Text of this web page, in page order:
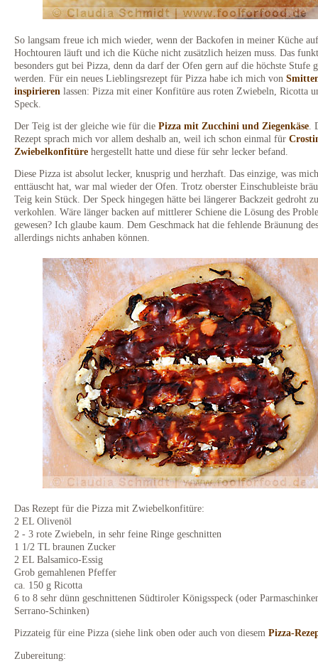
So langsam freue ich mich wieder, wenn der Backofen in meiner Küche auf
Hochtouren läuft und ich die Küche nicht zusätzlich heizen muss. Das
besonders gut bei Pizza, denn da darf der Ofen gern auf die höchste Stufe
werden. Für ein neues Lieblingsrezept für Pizza habe ich mich von
inspirieren lassen: Pizza mit einer Konfitüre aus roten Zwiebeln, Ricotta
Speck.
Der Teig ist der gleiche wie für die Pizza mit Zucchini und Ziegenkäse .
Rezept sprach mich vor allem deshalb an, weil ich schon einmal für
Zwiebelkonfitüre hergestellt hatte und diese für sehr lecker befand.
Diese Pizza ist absolut lecker, knusprig und herzhaft. Das einzige, was mich
enttäuscht hat, war mal wieder der Ofen. Trotz oberster Einschubleiste
Teig kein Stück. Der Speck hingegen hätte bei längerer Backzeit gedroht zu
verkohlen. Wäre länger backen auf mittlerer Schiene die Lösung des
gewesen? Ich glaube kaum. Dem Geschmack hat die fehlende Bräunung
allerdings nichts anhaben können.
Das Rezept für die Pizza mit Zwiebelkonfitüre:
2 EL Olivenöl
2 - 3 rote Zwiebeln, in sehr feine Ringe geschnitten
1 1/2 TL braunen Zucker
2 EL Balsamico-Essig
Grob gemahlenen Pfeffer
ca. 150 g Ricotta
6 to 8 sehr dünn geschnittenen Südtiroler Königsspeck (oder
Serrano-Schinken)
Pizzateig für eine Pizza (siehe link oben oder auch von diesem Pizza-
Zubereitung: